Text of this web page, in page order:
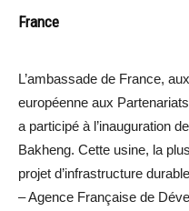
France
L’ambassade de France,
européenne aux
a participé à l’inauguration
Bakheng. Cette usine, la
projet d’infrastructure
– Agence Française de